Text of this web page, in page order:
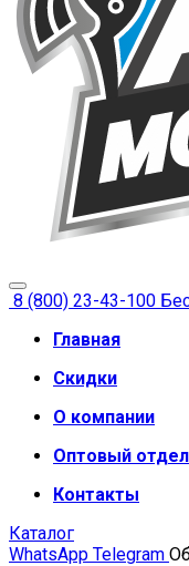
8 (800) 23-43-100
Главная
Скидки
О компании
Оптовый отдел
Контакты
Каталог
WhatsApp Telegram